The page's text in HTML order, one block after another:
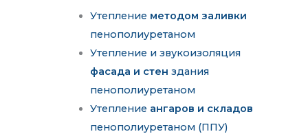
Утепление методом заливки
пенополиуретаном
Утепление и звукоизоляция
фасада и стен здания
пенополиуретаном
Утепление ангаров и складов
пенополиуретаном (ППУ)